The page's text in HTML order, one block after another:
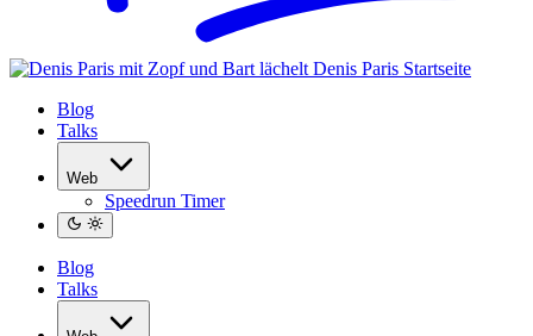
Denis Paris Startseite
Blog
Talks
Web
Speedrun Timer
Blog
Talks